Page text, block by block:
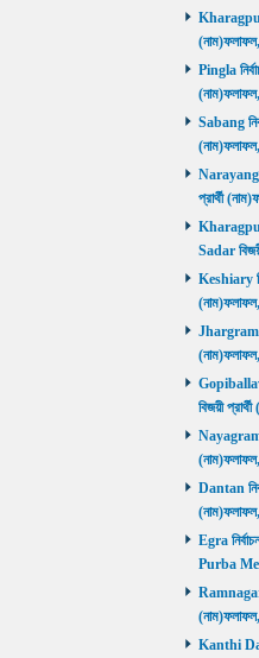
Kharagpur
Pingla
Sabang
প্রার্থী
Kharagpur
Sadar
Keshiary
Jhargram
বিজয়ী
Nayagram
Dantan
Egra
Purba
Ramnagar
Kanthi